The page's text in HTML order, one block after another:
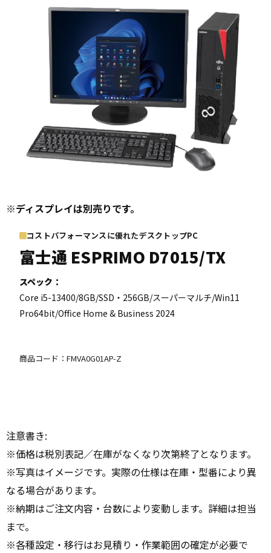
※ディスプレイは別売りです。
コストパフォーマンスに優れたデスクトップPC
富士通 ESPRIMO D7015/TX
スペック：
Core i5-13400/8GB/SSD・256GB/スーパーマルチ/Win11
Pro64bit/Office Home & Business 2024
商品コード：FMVA0G01AP-Z
注意書き:
※価格は税別表記／在庫がなくなり次第終了となります。
※写真はイメージです。実際の仕様は在庫・型番により異
なる場合があります。
※納期はご注文内容・台数により変動します。詳細は担当
まで。
※各種設定・移行はお見積り・作業範囲の確定が必要で